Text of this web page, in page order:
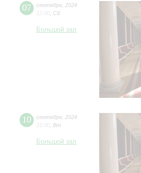
07 сентября 2024
12:00 Сб
Большой зал
10 сентября 2024
15:00 Вт
Большой зал